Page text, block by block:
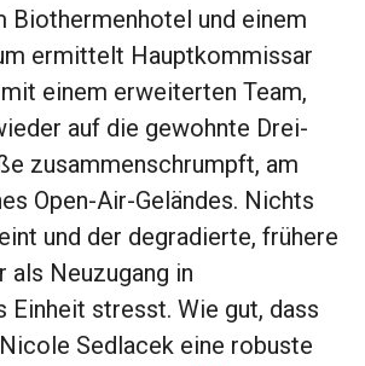
Biothermenhotel und einem
ermittelt Hauptkommissar
einem erweiterten Team,
auf die gewohnte Drei-
zusammenschrumpft, am
Open-Air-Geländes. Nichts
und der degradierte, frühere
Neuzugang in
Einheit stresst. Wie gut, dass
Sedlacek eine robuste